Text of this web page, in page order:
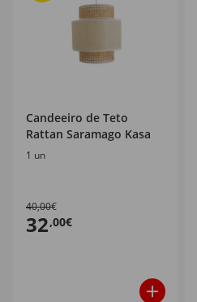
Candeeiro de Teto
Rattan Saramago Kasa
1 un
40,00€
32,00€